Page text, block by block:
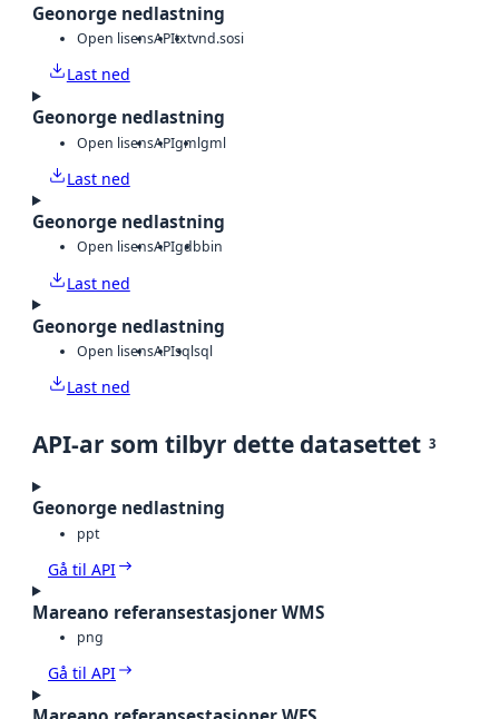
Geonorge nedlastning
Open lisensAPItxtvnd.sosi
Last ned
Geonorge nedlastning
Open lisensAPIgmlgml
Last ned
Geonorge nedlastning
Open lisensAPIgdbbin
Last ned
Geonorge nedlastning
Open lisensAPIsqlsql
Last ned
API-ar som tilbyr dette datasettet 3
Geonorge nedlastning
ppt
Gå til API
Mareano referansestasjoner WMS
png
Gå til API